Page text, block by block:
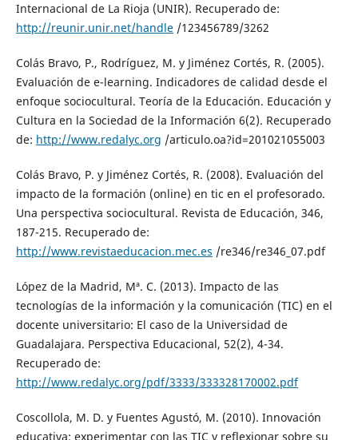
Internacional de La Rioja (UNIR). Recuperado de:
http://reunir.unir.net/handle/123456789/3262
Colás Bravo, P., Rodríguez, M. y Jiménez Cortés, R. (2005).
Evaluación de e-learning. Indicadores de calidad desde el
enfoque sociocultural. Teoría de la Educación. Educación y
Cultura en la Sociedad de la Información 6(2). Recuperado
de: http://www.redalyc.org /articulo.oa?id=201021055003
Colás Bravo, P. y Jiménez Cortés, R. (2008). Evaluación del
impacto de la formación (online) en tic en el profesorado.
Una perspectiva sociocultural. Revista de Educación, 346,
187-215. Recuperado de:
http://www.revistaeducacion.mec.es /re346/re346_07.pdf
López de la Madrid, Mª. C. (2013). Impacto de las
tecnologías de la información y la comunicación (TIC) en el
docente universitario: El caso de la Universidad de
Guadalajara. Perspectiva Educacional, 52(2), 4-34.
Recuperado de:
http://www.redalyc.org/pdf/3333/333328170002.pdf
Coscollola, M. D. y Fuentes Agustó, M. (2010). Innovación
educativa: experimentar con las TIC y reflexionar sobre su